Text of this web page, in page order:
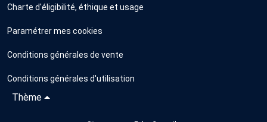
Charte d'éligibilité, éthique et usage
Paramétrer mes cookies
Conditions générales de vente
Conditions générales d'utilisation
Thème